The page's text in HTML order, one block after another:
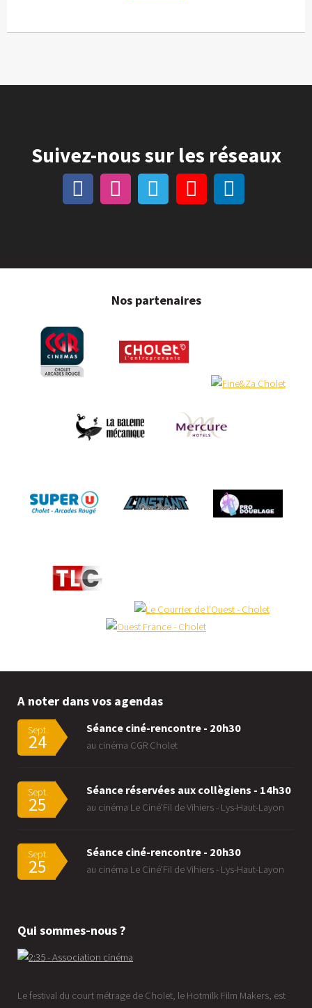
Suivez-nous sur les réseaux
Nos partenaires
A noter dans vos agendas
Sept.
24
Séance ciné-rencontre - 20h30
au cinéma CGR Cholet
Sept.
25
Séance réservées aux collègiens - 14h30
au cinéma Le Ciné'Fil de Vihiers - Lys-Haut-Layon
Sept.
25
Séance ciné-rencontre - 20h30
au cinéma Le Ciné'Fil de Vihiers - Lys-Haut-Layon
Qui sommes-nous ?
Le festival du court métrage de Cholet, le Hotmilk Film Makers, est